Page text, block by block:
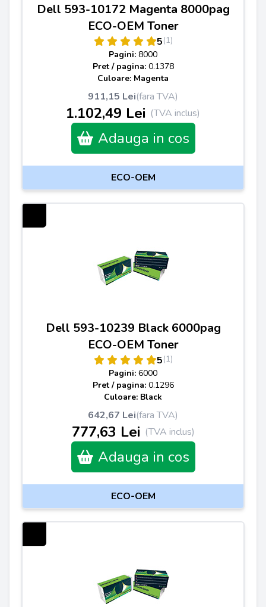
Dell 593-10172 Magenta 8000pag
ECO-OEM Toner
5(1)
Pagini: 8000
Pret / pagina: 0.1378
Culoare: Magenta
911,15 Lei(fara TVA)
1.102,49 Lei (TVA inclus)
Adauga in cos
ECO-OEM
Dell 593-10239 Black 6000pag
ECO-OEM Toner
5(1)
Pagini: 6000
Pret / pagina: 0.1296
Culoare: Black
642,67 Lei(fara TVA)
777,63 Lei (TVA inclus)
Adauga in cos
ECO-OEM